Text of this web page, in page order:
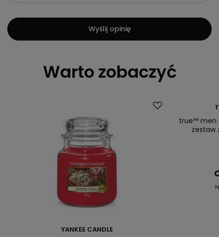
Wyślij opinię
Warto zobaczyć
YANKEE CANDLE
true™ men
zestaw